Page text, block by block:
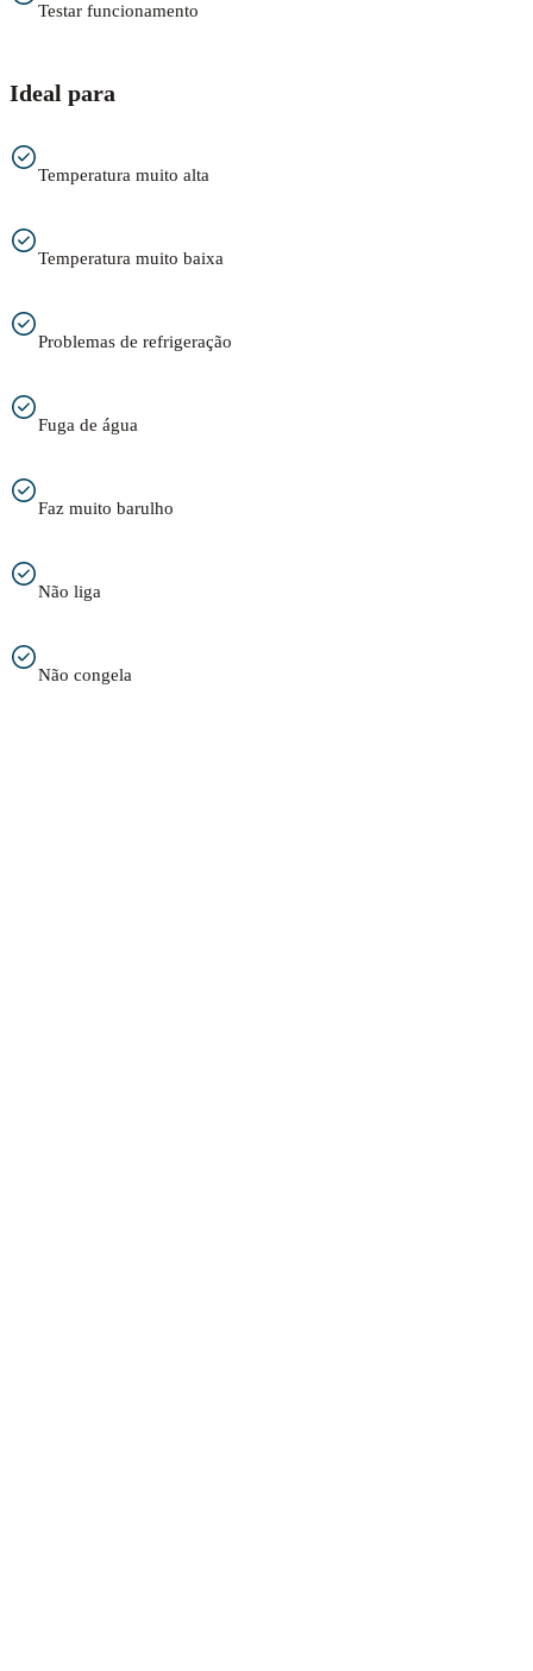
Testar funcionamento
Ideal para
Temperatura muito alta
Temperatura muito baixa
Problemas de refrigeração
Fuga de água
Faz muito barulho
Não liga
Não congela